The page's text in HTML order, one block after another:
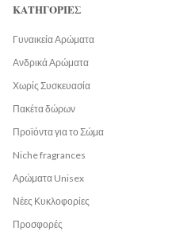
ΚΑΤΗΓΟΡΙΕΣ
Γυναικεία Αρώματα
Ανδρικά Αρώματα
Χωρίς Συσκευασία
Πακέτα δώρων
Προϊόντα για το Σώμα
Niche fragrances
Αρώματα Unisex
Νέες Κυκλοφορίες
Προσφορές